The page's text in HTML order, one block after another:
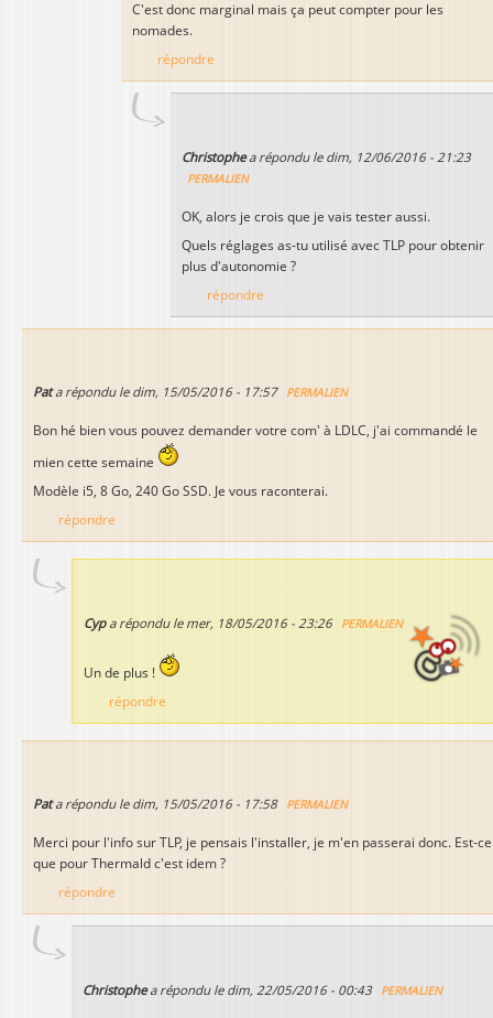
C'est donc marginal mais ça peut compter pour les
nomades.
répondre
Christophea répondu le dim, 12/06/2016 - 21:23
PERMALIEN
OK, alors je crois que je vais tester aussi.
Quels réglages as-tu utilisé avec TLP pour obtenir
plus d'autonomie ?
répondre
Pata répondu le dim, 15/05/2016 - 17:57 PERMALIEN
Bon hé bien vous pouvez demander votre com' à LDLC, j'ai commandé le
mien cette semaine
Modèle i5, 8 Go, 240 Go SSD. Je vous raconterai.
répondre
Cypa répondu le mer, 18/05/2016 - 23:26 PERMALIEN
Un de plus !
répondre
Pata répondu le dim, 15/05/2016 - 17:58 PERMALIEN
Merci pour l'info sur TLP, je pensais l'installer, je m'en passerai donc. Est-ce
que pour Thermald c'est idem ?
répondre
Christophea répondu le dim, 22/05/2016 - 00:43 PERMALIEN